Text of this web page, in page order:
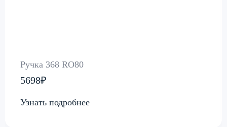
Ручка 368 RO80
5698₽
Узнать подробнее